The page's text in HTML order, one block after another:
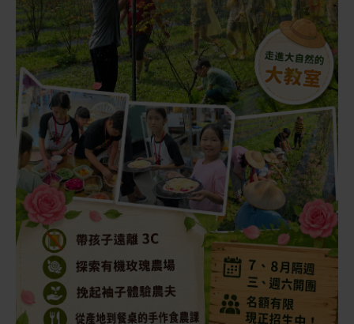
8/05（三）
14:30 農場夏季手作剉冰
夏日農場體驗，親手完成清涼剉冰 查看活動資訊